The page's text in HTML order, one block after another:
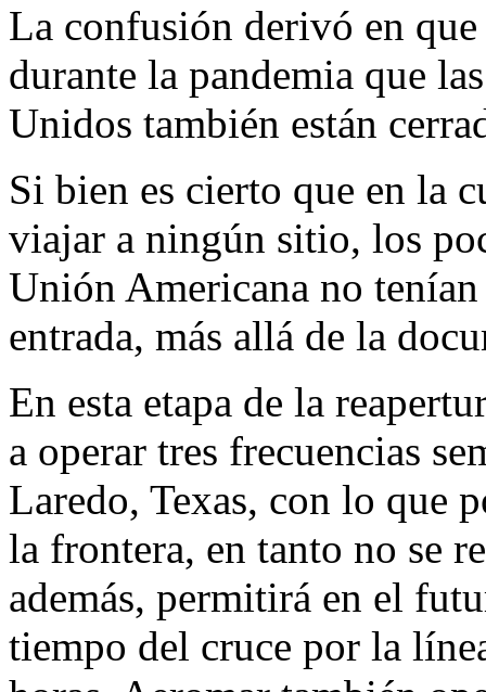
La confusión derivó en
durante la pandemia que
Unidos también están
Si bien es cierto que en la
viajar a ningún sitio, los
Unión Americana no
entrada, más allá de la
En esta etapa de la
a operar tres frecuencias
Laredo, Texas, con lo que
la frontera, en tanto no se
además, permitirá en el
tiempo del cruce por la